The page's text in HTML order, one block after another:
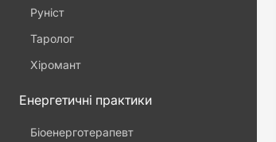
Руніст
Таролог
Хіромант
Енергетичні практики
Біоенерготерапевт